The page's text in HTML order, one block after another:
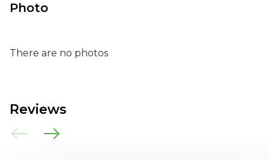
Photo
There are no photos
Reviews